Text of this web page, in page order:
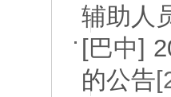
辅助人
[巴中]
的公告